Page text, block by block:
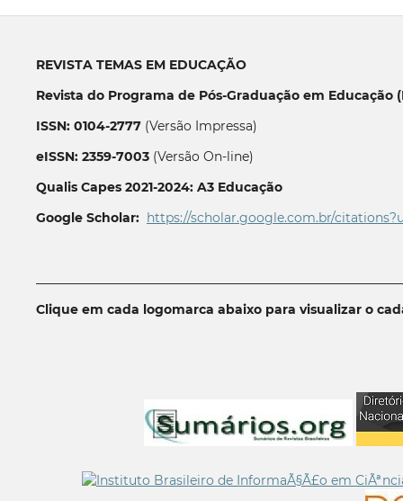
REVISTA TEMAS EM EDUCAÇÃO
Revista do Programa de Pós-Graduação em Educação
ISSN: 0104-2777(Versão Impressa)
eISSN: 2359-7003(Versão On-line)
Qualis Capes 2021-2024: A3 Educação
Google Scholar: https://scholar.google.com.br/
Clique em cada logomarca abaixo para visualizar o